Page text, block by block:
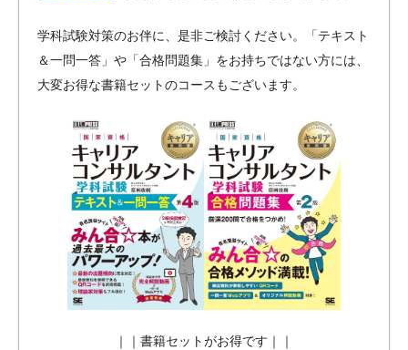
学科試験対策のお伴に、是非ご検討ください。「テキスト
＆一問一答」や「合格問題集」をお持ちではない方には、
大変お得な書籍セットのコースもございます。
｜｜書籍セットがお得です｜｜